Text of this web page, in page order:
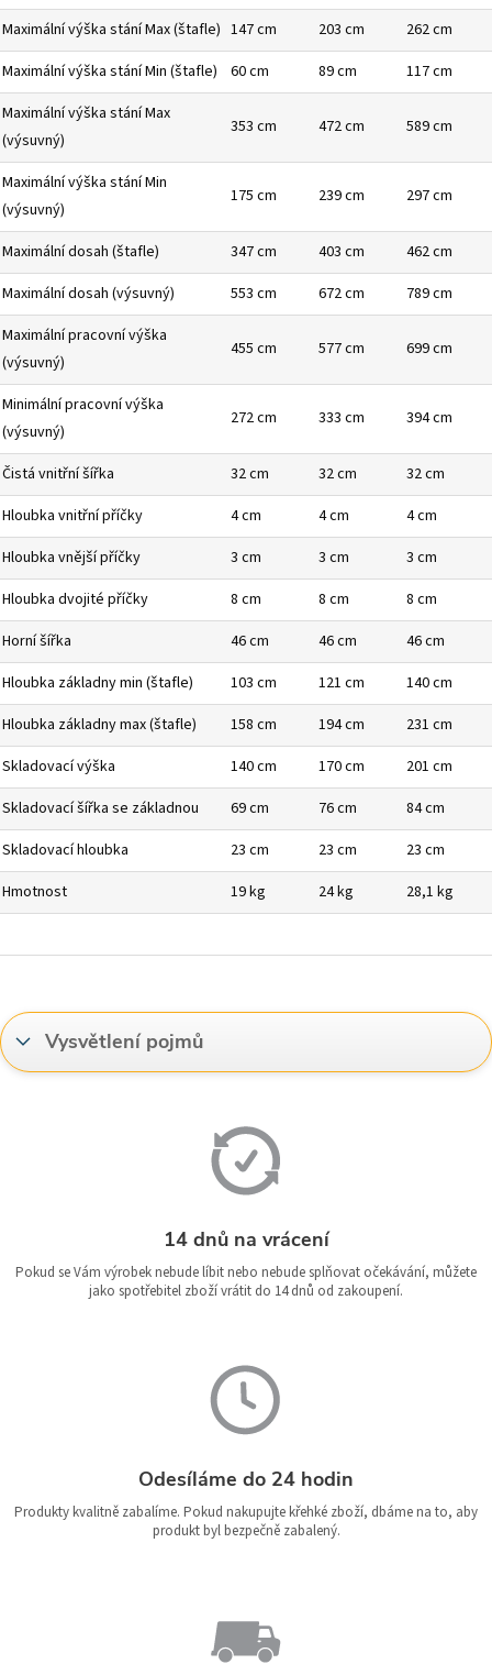
Maximální výška stání Max (štafle) 147 cm 203 cm
262 cm
Maximální výška stání Min (štafle)
60 cm 89 cm
117 cm
Maximální výška stání Max
(výsuvný)
353 cm 472 cm 589 cm
Maximální výška stání Min
(výsuvný)
175 cm 239 cm 297 cm
Maximální dosah (štafle) 347 cm 403 cm
462 cm
Maximální dosah (výsuvný)
553 cm 672 cm
789 cm
Maximální pracovní výška
(výsuvný)
455 cm 577 cm 699 cm
Minimální pracovní výška
(výsuvný)
272 cm 333 cm 394 cm
Čistá vnitřní šířka 32 cm 32 cm
32 cm
Hloubka vnitřní příčky
4 cm 4 cm
4 cm
Hloubka vnější příčky
3 cm 3 cm
3 cm
Hloubka dvojité příčky
8 cm 8 cm
8 cm
Horní šířka
46 cm 46 cm
46 cm
Hloubka základny min (štafle)
103 cm 121 cm
140 cm
Hloubka základny max (štafle)
158 cm 194 cm
231 cm
Skladovací výška
140 cm 170 cm
201 cm
Skladovací šířka se základnou
69 cm 76 cm
84 cm
Skladovací hloubka
23 cm 23 cm
23 cm
Hmotnost
19 kg 24 kg 28,1 kg
Vysvětlení pojmů
14 dnů na vrácení
Pokud se Vám výrobek nebude líbit nebo nebude splňovat očekávání, můžete
jako spotřebitel zboží vrátit do 14 dnů od zakoupení.
Odesíláme do 24 hodin
Produkty kvalitně zabalíme. Pokud nakupujte křehké zboží, dbáme na to, aby
produkt byl bezpečně zabalený.